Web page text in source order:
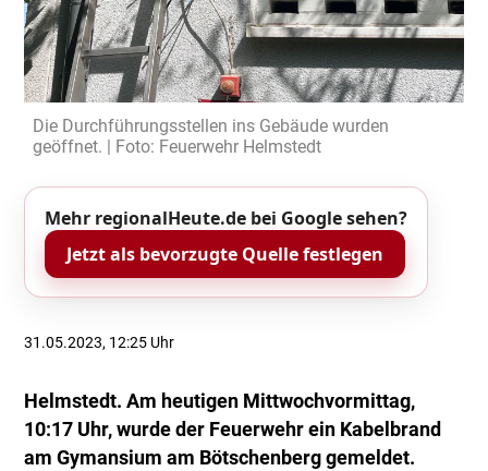
Die Durchführungsstellen ins Gebäude wurden
geöffnet. | Foto: Feuerwehr Helmstedt
Mehr regionalHeute.de bei Google sehen?
Jetzt als bevorzugte Quelle festlegen
31.05.2023, 12:25 Uhr
Helmstedt. Am heutigen Mittwochvormittag,
10:17 Uhr, wurde der Feuerwehr ein Kabelbrand
am Gymansium am Bötschenberg gemeldet.